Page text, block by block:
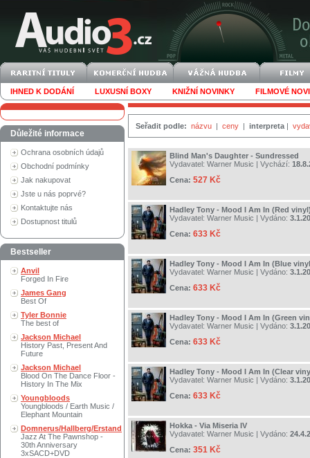
IHNED K DODÁNÍ LUXUSNÍ BOXY KNIŽNÍ NOVINKY FILMOVÉ
Důležité informace
Ochrana osobních údajů
Obchodní podmínky
Jak nakupovat
Jste u nás poprvé?
Kontaktujte nás
Dostupnost titulů
Bestseller
Anvil
Forged In Fire
James Gang
Best Of
Tyler Bonnie
The best of
Jackson Michael
History Past, Present And
Future
Jackson Michael
Blood On The Dance Floor -
History In The Mix
Youngbloods
Youngbloods / Earth Music /
Elephant Mountain
Domnerus/Hallberg/Erstand
Jazz At The Pawnshop -
30th Anniversary
3xSACD+DVD
Seřadit podle: názvu | ceny | interpreta |
Blind Man's Daughter - Sundressed
Vydavatel: Warner Music | Vychází:
Cena: 527 Kč
Hadley Tony - Mood I Am In (Red
Vydavatel: Warner Music | Vydáno:
Cena: 633 Kč
Hadley Tony - Mood I Am In (Blue
Vydavatel: Warner Music | Vydáno:
Cena: 633 Kč
Hadley Tony - Mood I Am In (Green
Vydavatel: Warner Music | Vydáno:
Cena: 633 Kč
Hadley Tony - Mood I Am In (Clear
Vydavatel: Warner Music | Vydáno:
Cena: 633 Kč
Hokka - Via Miseria IV
Vydavatel: Warner Music | Vydáno:
Cena: 351 Kč